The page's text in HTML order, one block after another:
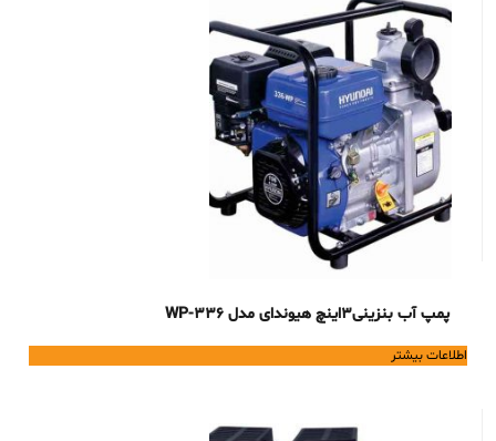
پمپ آب بنزینی3اینچ هیوندای مدل 336-WP
اطلاعات بیشتر